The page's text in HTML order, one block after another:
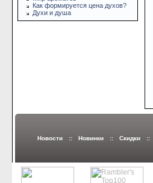
Как формируется цена духов?
Духи и душа
Новости :: Новинки :: Скидки ::